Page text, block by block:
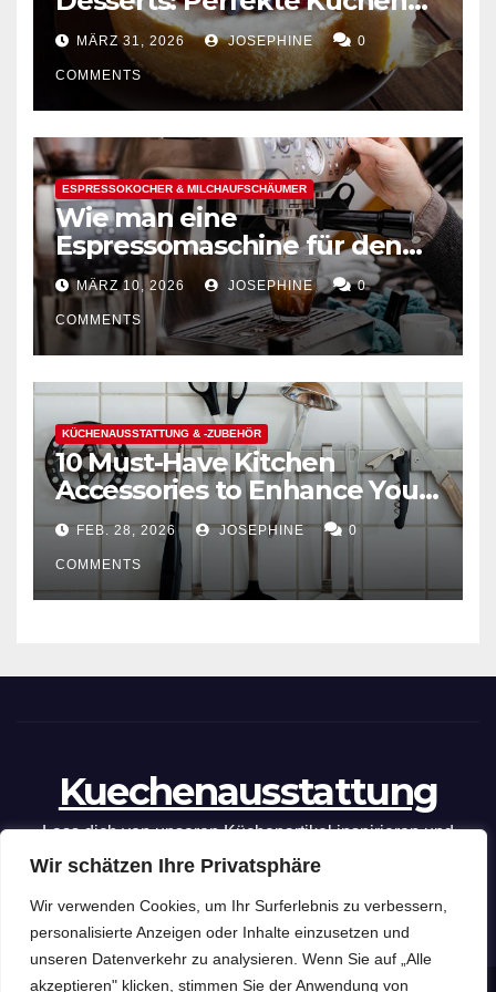
Wir schätzen Ihre Privatsphäre
Wir verwenden Cookies, um Ihr Surferlebnis zu verbessern,
personalisierte Anzeigen oder Inhalte einzusetzen und
unseren Datenverkehr zu analysieren. Wenn Sie auf „Alle
akzeptieren" klicken, stimmen Sie der Anwendung von
mühelos backen
MÄRZ 31, 2026 JOSEPHINE 0
COMMENTS
ESPRESSOKOCHER & MILCHAUFSCHÄUMER
Wie man eine
Espressomaschine für den
Hausgebrauch auswählt
MÄRZ 10, 2026 JOSEPHINE 0
COMMENTS
KÜCHENAUSSTATTUNG & -ZUBEHÖR
10 Must-Have Kitchen
Accessories to Enhance Your
Cooking Efficiency
FEB. 28, 2026 JOSEPHINE 0
COMMENTS
Kuechenausstattung
Lass dich von unseren Küchenartikel inspirieren und
optimiere deine kulinarischen Fähigkeiten mit unseren
praktischen Tipps und Tricks.